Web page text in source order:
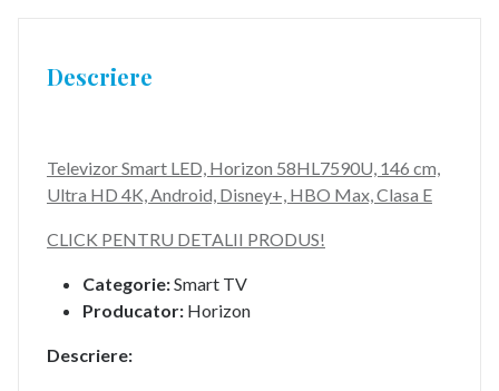
Descriere
Televizor Smart LED, Horizon 58HL7590U, 146 cm,
Ultra HD 4K, Android, Disney+, HBO Max, Clasa E
CLICK PENTRU DETALII PRODUS!
Categorie:Smart TV
Producator: Horizon
Descriere: